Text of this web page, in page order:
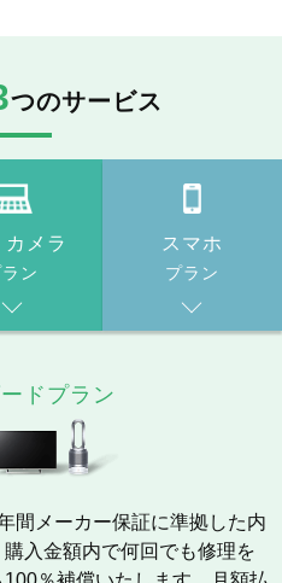
つのサービス
カメラ
ン
スマホ
プラン
ドプラン
間メーカー保証に準拠した内
入金額内で何回でも修理を